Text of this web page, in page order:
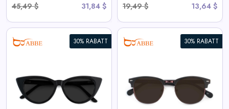
45,49 $
31,84 $
19,49 $
13,64 $
30% RABATT 30% RABATT
Sonnenbrille
View All ABBE Deals